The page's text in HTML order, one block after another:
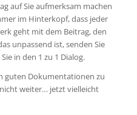
auf Sie aufmerksam machen
im Hinterkopf, dass jeder
geht mit dem Beitrag, den
unpassend ist, senden Sie
in den 1 zu 1 Dialog.
guten Dokumentationen zu
weiter… jetzt vielleicht